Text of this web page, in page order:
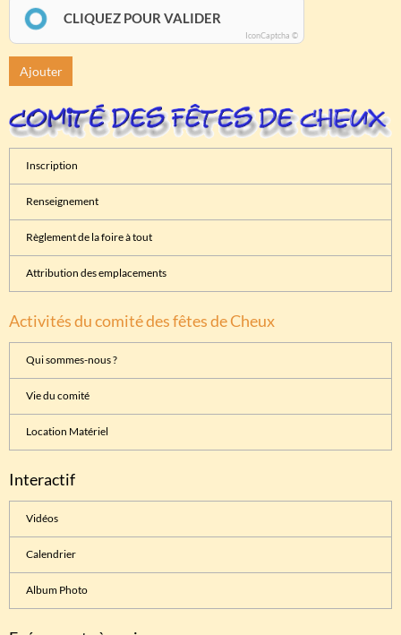
CLIQUEZ POUR VALIDER
IconCaptcha ©
Ajouter
Inscription
Renseignement
Règlement de la foire à tout
Attribution des emplacements
Activités du comité des fêtes de Cheux
Qui sommes-nous ?
Vie du comité
Location Matériel
Interactif
Vidéos
Calendrier
Album Photo